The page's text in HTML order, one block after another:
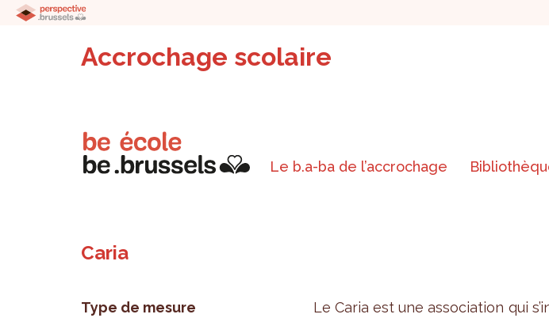
Accrochage scolaire
Le b.a-ba de l’accrochage
Caria
Type de mesure
Le Caria est une asso­cia­tion qui